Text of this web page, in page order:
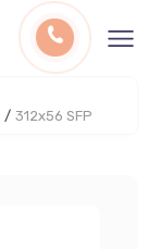
/ 312x56 SFP